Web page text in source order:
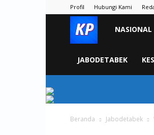
Profil Hubungi Kami
KORAN
PELITA
NASIONAL
JABODETABEK
Beranda Jabodetabek